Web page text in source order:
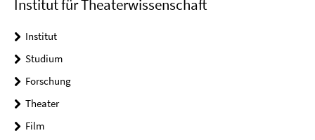
Institut für Theaterwissenschaft
Institut
Studium
Forschung
Theater
Film